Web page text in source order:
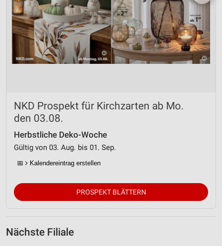
NKD Prospekt für Kirchzarten ab Mo.
den 03.08.
Herbstliche Deko-Woche
Gültig von 03. Aug. bis 01. Sep.
📅 Kalendereintrag erstellen
PROSPEKT BLÄTTERN
Nächste Filiale